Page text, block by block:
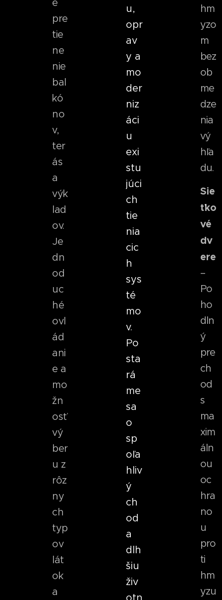
e
pre
tie
ne
nie
bal
kó
no
v,
ter
ás
a
výk
lad
ov.
Je
dn
od
uc
hé
ovl
ád
ani
e a
mo
žn
osť
vý
ber
u z
rôz
ny
ch
typ
ov
lát
ok
a
u,
opr
av
y a
mo
der
niz
áci
u
exi
stu
júci
ch
tie
nia
cic
h
sys
té
mo
v.
Po
sta
rá
me
sa
o
sp
oľa
hliv
ý
ch
od
a
dlh
šiu
živ
hm
yzo
m
bez
ob
me
dze
nia
vý
hľa
du.
Sie
ťko
vé
dv
ere
–
Po
ho
dln
ý
pre
ch
od
s
ma
xim
áln
ou
oc
hra
no
u
pro
ti
hm
yzu